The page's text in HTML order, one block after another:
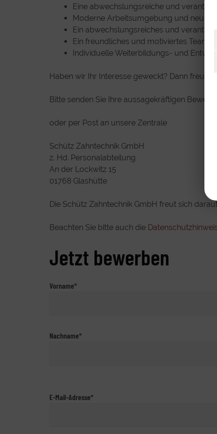
Eine abwechslungsreiche und
Moderne Arbeitsumgebung und
Ein abwechslungsreiches und
Ein freundliches und motiviertes Team
Individuelle Weiterbildungs- und
Haben wir Ihr Interesse geweckt? Dann
Bitte senden Sie Ihre aussagekräftigen
oder per Post an unsere Zentrale
Schütz Zahntechnik GmbH
z. Hd. Personalabteilung
An der Lockwitz 15
01768 Glashütte
Die Schütz Zahntechnik GmbH freut sich
Beachten Sie bitte auch die
Jetzt bewerben
Vorname*
Nachname*
E-Mail-Adresse*